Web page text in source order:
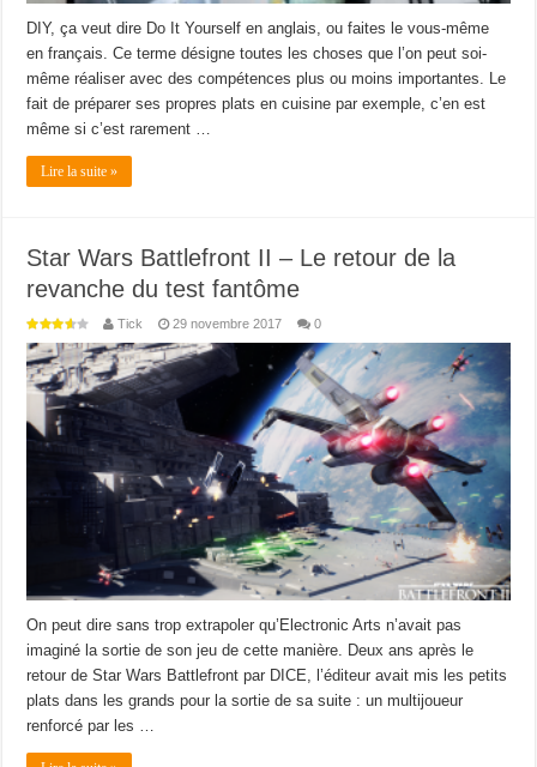
DIY, ça veut dire Do It Yourself en anglais, ou faites le vous-même
en français. Ce terme désigne toutes les choses que l’on peut soi-
même réaliser avec des compétences plus ou moins importantes. Le
fait de préparer ses propres plats en cuisine par exemple, c’en est
même si c’est rarement …
Lire la suite »
Star Wars Battlefront II – Le retour de la
revanche du test fantôme
Tick 29 novembre 2017 0
On peut dire sans trop extrapoler qu’Electronic Arts n’avait pas
imaginé la sortie de son jeu de cette manière. Deux ans après le
retour de Star Wars Battlefront par DICE, l’éditeur avait mis les petits
plats dans les grands pour la sortie de sa suite : un multijoueur
renforcé par les …